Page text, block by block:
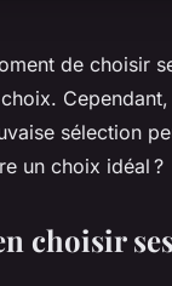
de choisir
sélection
un choix idéal ?
choisir